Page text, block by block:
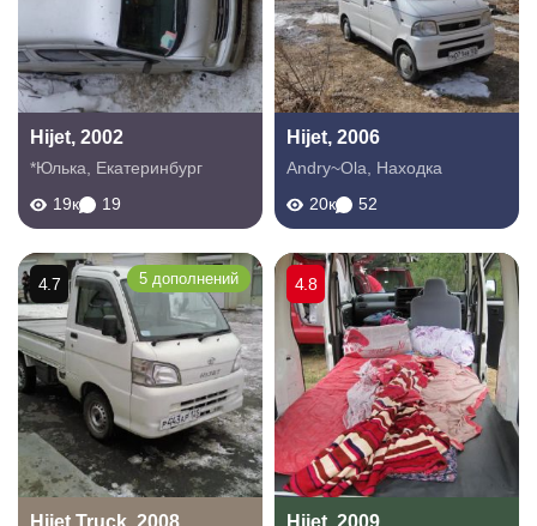
Hijet, 2002
*Юлька
Екатеринбург
19к
19
Hijet, 2006
Andry~Ola
Находка
20к
52
Hijet Truck, 2008
4.7 5 дополнений
Hijet, 2009
4.8